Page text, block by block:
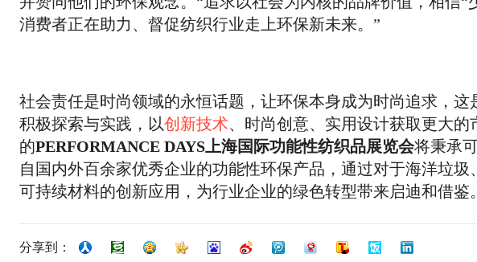
消费者正在助力、督促纺织行业走上环保新未来。”
社会责任是时尚领域的永恒话题，让环保本身成为时尚追求，
积极探索与实践，以创新技术、时尚创意、实用设计获取更大的
的PERFORMANCE DAYS上海国际功能性纺织品展览会将秉承
自国内外百余家优秀企业的功能性环保产品，通过对于海洋垃
可持续材料的创新应用，为行业企业的绿色转型带来启迪和借鉴。
分享到：